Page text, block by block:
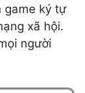
game ký tự
xã hội.
người